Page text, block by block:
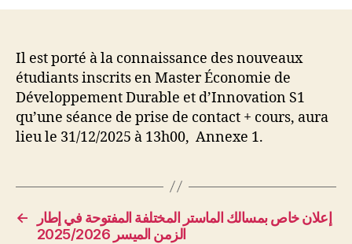
Il est porté à la connaissance des nouveaux
étudiants inscrits en Master Économie de
Développement Durable et d’Innovation S1
qu’une séance de prise de contact + cours, aura
lieu le 31/12/2025 à 13h00, Annexe 1.
←
إعلان خاص بمسالك الماستر المختلفة المفتوحة في إطار
الزمن الميسر 2025/2026